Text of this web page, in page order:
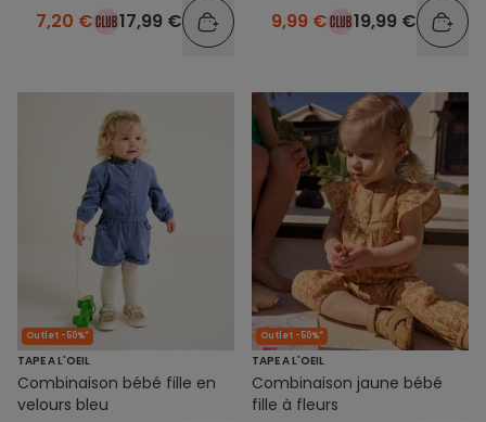
7,20 € 17,99 € 9,99 € 19,99 €
Outlet -50%*
TAPE A L'OEIL
Combinaison bébé fille en
velours bleu
Outlet -50%*
TAPE A L'OEIL
Combinaison jaune bébé
fille à fleurs